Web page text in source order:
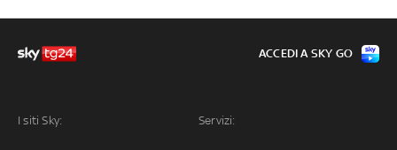
I siti Sky: Servizi:
ACCEDI A SKY GO